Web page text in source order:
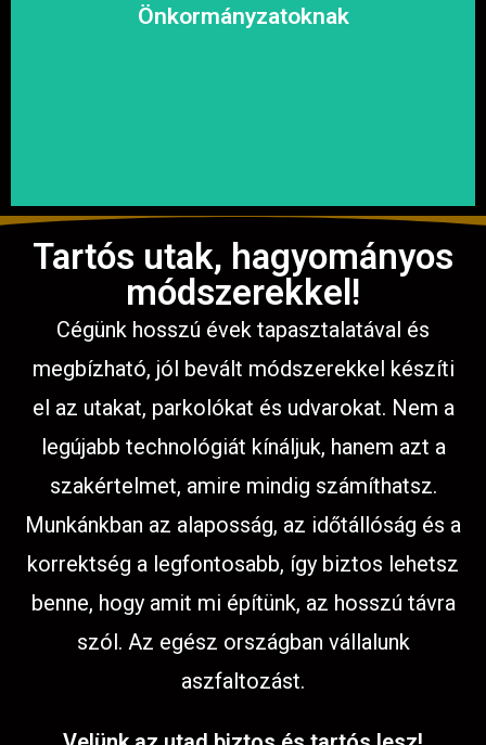
Önkormányzatoknak
garantáljuk a hosszú távú és fenntartható
Tartós utak, hagyományos
módszerekkel!
Cégünk hosszú évek tapasztalatával és
megbízható, jól bevált módszerekkel készíti
el az utakat, parkolókat és udvarokat. Nem a
legújabb technológiát kínáljuk, hanem azt a
szakértelmet, amire mindig számíthatsz.
Munkánkban az alaposság, az időtállóság és a
korrektség a legfontosabb, így biztos lehetsz
benne, hogy amit mi építünk, az hosszú távra
szól. Az egész országban vállalunk
aszfaltozást.